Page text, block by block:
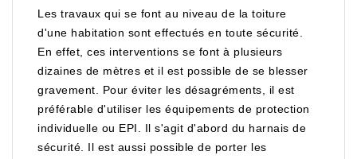
Les travaux qui se font au niveau de la toiture
d'une habitation sont effectués en toute sécurité.
En effet, ces interventions se font à plusieurs
dizaines de mètres et il est possible de se blesser
gravement. Pour éviter les désagréments, il est
préférable d'utiliser les équipements de protection
individuelle ou EPI. Il s'agit d'abord du harnais de
sécurité. Il est aussi possible de porter les